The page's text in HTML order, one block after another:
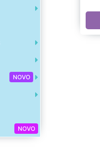
NOVO
NOVO